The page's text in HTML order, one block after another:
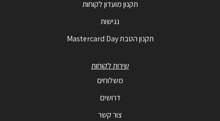
תקנון מועדון לקוחות
נגישות
תקנון הטבת Mastercard Day
שירות לקוחות
משלוחים
דרושים
צור קשר